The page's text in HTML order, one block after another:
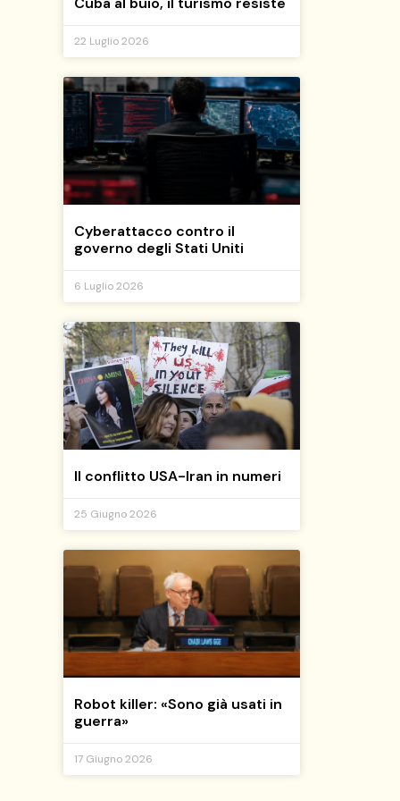
22 Luglio 2026
Cyberattacco contro il
governo degli Stati Uniti
6 Luglio 2026
Il conflitto USA-Iran in numeri
25 Giugno 2026
Robot killer: «Sono già usati in
guerra»
17 Giugno 2026